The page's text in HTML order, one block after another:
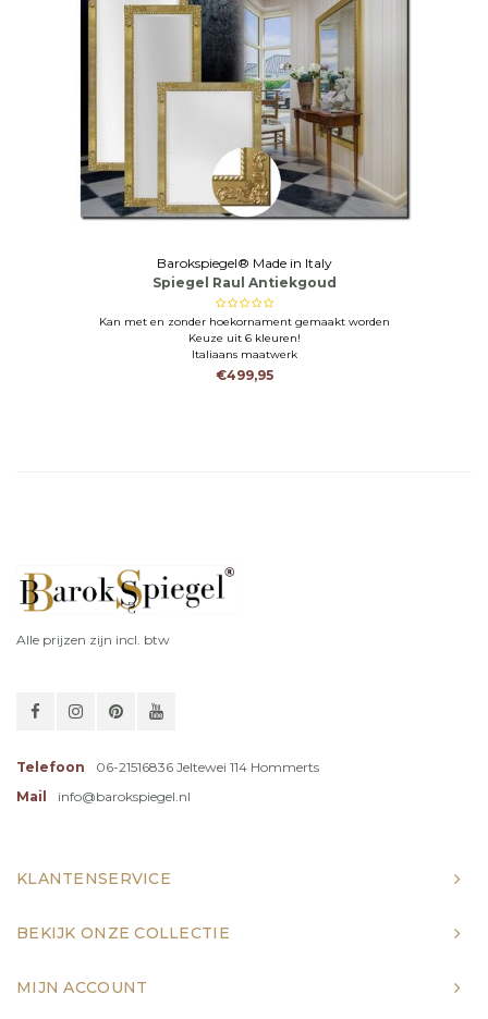
Barokspiegel® Made in Italy
Spiegel Raul Antiekgoud
Kan met en zonder hoekornament gemaakt worden
Keuze uit 6 kleuren!
Italiaans maatwerk
€499,95
Alle prijzen zijn incl. btw
Telefoon
06-21516836 Jeltewei 114 Hommerts
Mail
info@barokspiegel.nl
KLANTENSERVICE
BEKIJK ONZE COLLECTIE
MIJN ACCOUNT